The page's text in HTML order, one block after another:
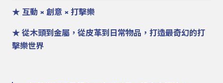
★ 互動 × 創意 × 打擊樂
★ 從木頭到金屬，從皮革到日常物品，打造最奇幻的打
擊樂世界